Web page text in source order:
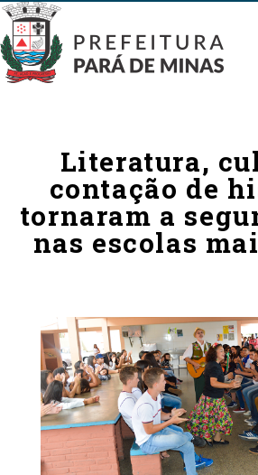
Literatura,
contação de
tornaram a
nas escolas